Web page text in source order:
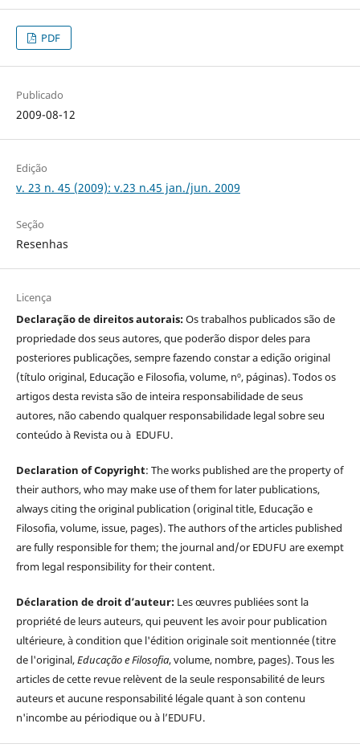
PDF
Publicado
2009-08-12
Edição
v. 23 n. 45 (2009): v.23 n.45 jan./jun. 2009
Seção
Resenhas
Licença
Declaração de direitos autorais:Os trabalhos publicados são de
propriedade dos seus autores, que poderão dispor deles para
posteriores publicações, sempre fazendo constar a edição original
(título original, Educação e Filosofia, volume, nº, páginas). Todos os
artigos desta revista são de inteira responsabilidade de seus
autores, não cabendo qualquer responsabilidade legal sobre seu
conteúdo à Revista ou à EDUFU.
Declaration of Copyright: The works published are the property of
their authors, who may make use of them for later publications,
always citing the original publication (original title, Educação e
Filosofia, volume, issue, pages). The authors of the articles published
are fully responsible for them; the journal and/or EDUFU are exempt
from legal responsibility for their content.
Déclaration de droit d’auteur: Les œuvres publiées sont la
propriété de leurs auteurs, qui peuvent les avoir pour publication
ultérieure, à condition que l'édition originale soit mentionnée (titre
de l'original,Educação e Filosofia, volume, nombre, pages). Tous les
articles de cette revue relèvent de la seule responsabilité de leurs
auteurs et aucune responsabilité légale quant à son contenu
n'incombe au périodique ou à l’EDUFU.